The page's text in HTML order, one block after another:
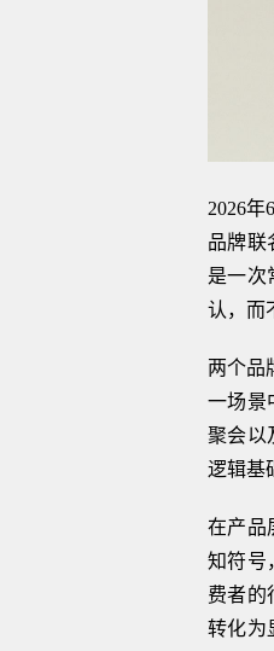
2026
品牌联
是一次
认，而
两个品
一场景
聚会以
逻辑基
在产品
知符号
费者的
转化为